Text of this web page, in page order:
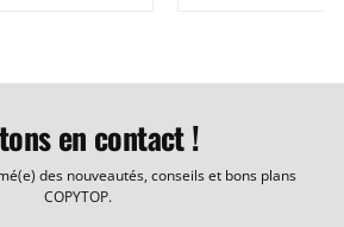
en contact !
des nouveautés, conseils et bons plans
COPYTOP.